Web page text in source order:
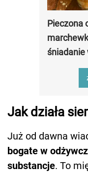
Pieczona
śniadanie
Jak działa
Już od dawna
bogate w
substancje. To